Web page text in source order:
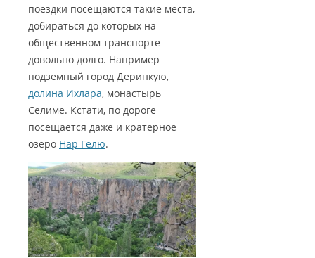
поездки посещаются такие места,
добираться до которых на
общественном транспорте
довольно долго. Например
подземный город Деринкую,
долина Ихлара, монастырь
Селиме. Кстати, по дороге
посещается даже и кратерное
озеро Нар Гёлю.